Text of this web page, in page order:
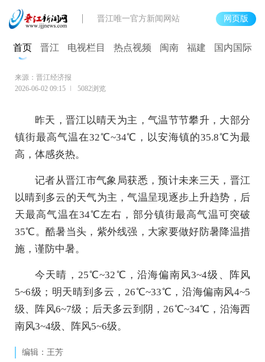
晋江唯一官方新闻网站 网页版
首页 晋江 电视栏目 热点视频 闽南 福建 国内国际
高温持续发力 最高可达35℃
来源：晋江经济报
2026-06-02 09:15
5082浏览
昨天，晋江以晴天为主，气温节节攀升，大部分
镇街最高气温在32℃~34℃，以安海镇的35.8℃为最
高，体感炎热。
记者从晋江市气象局获悉，预计未来三天，晋江
以晴到多云的天气为主，气温呈现逐步上升趋势，后
天最高气温在34℃左右，部分镇街最高气温可突破
35℃。酷暑当头，紫外线强，大家要做好防暑降温措
施，谨防中暑。
今天晴，25℃~32℃，沿海偏南风3~4级、阵风
5~6级；明天晴到多云，26℃~33℃，沿海偏南风4~5
级、阵风6~7级；后天多云到阴，26℃~34℃，沿海西
南风3~4级、阵风5~6级。
编辑：王芳